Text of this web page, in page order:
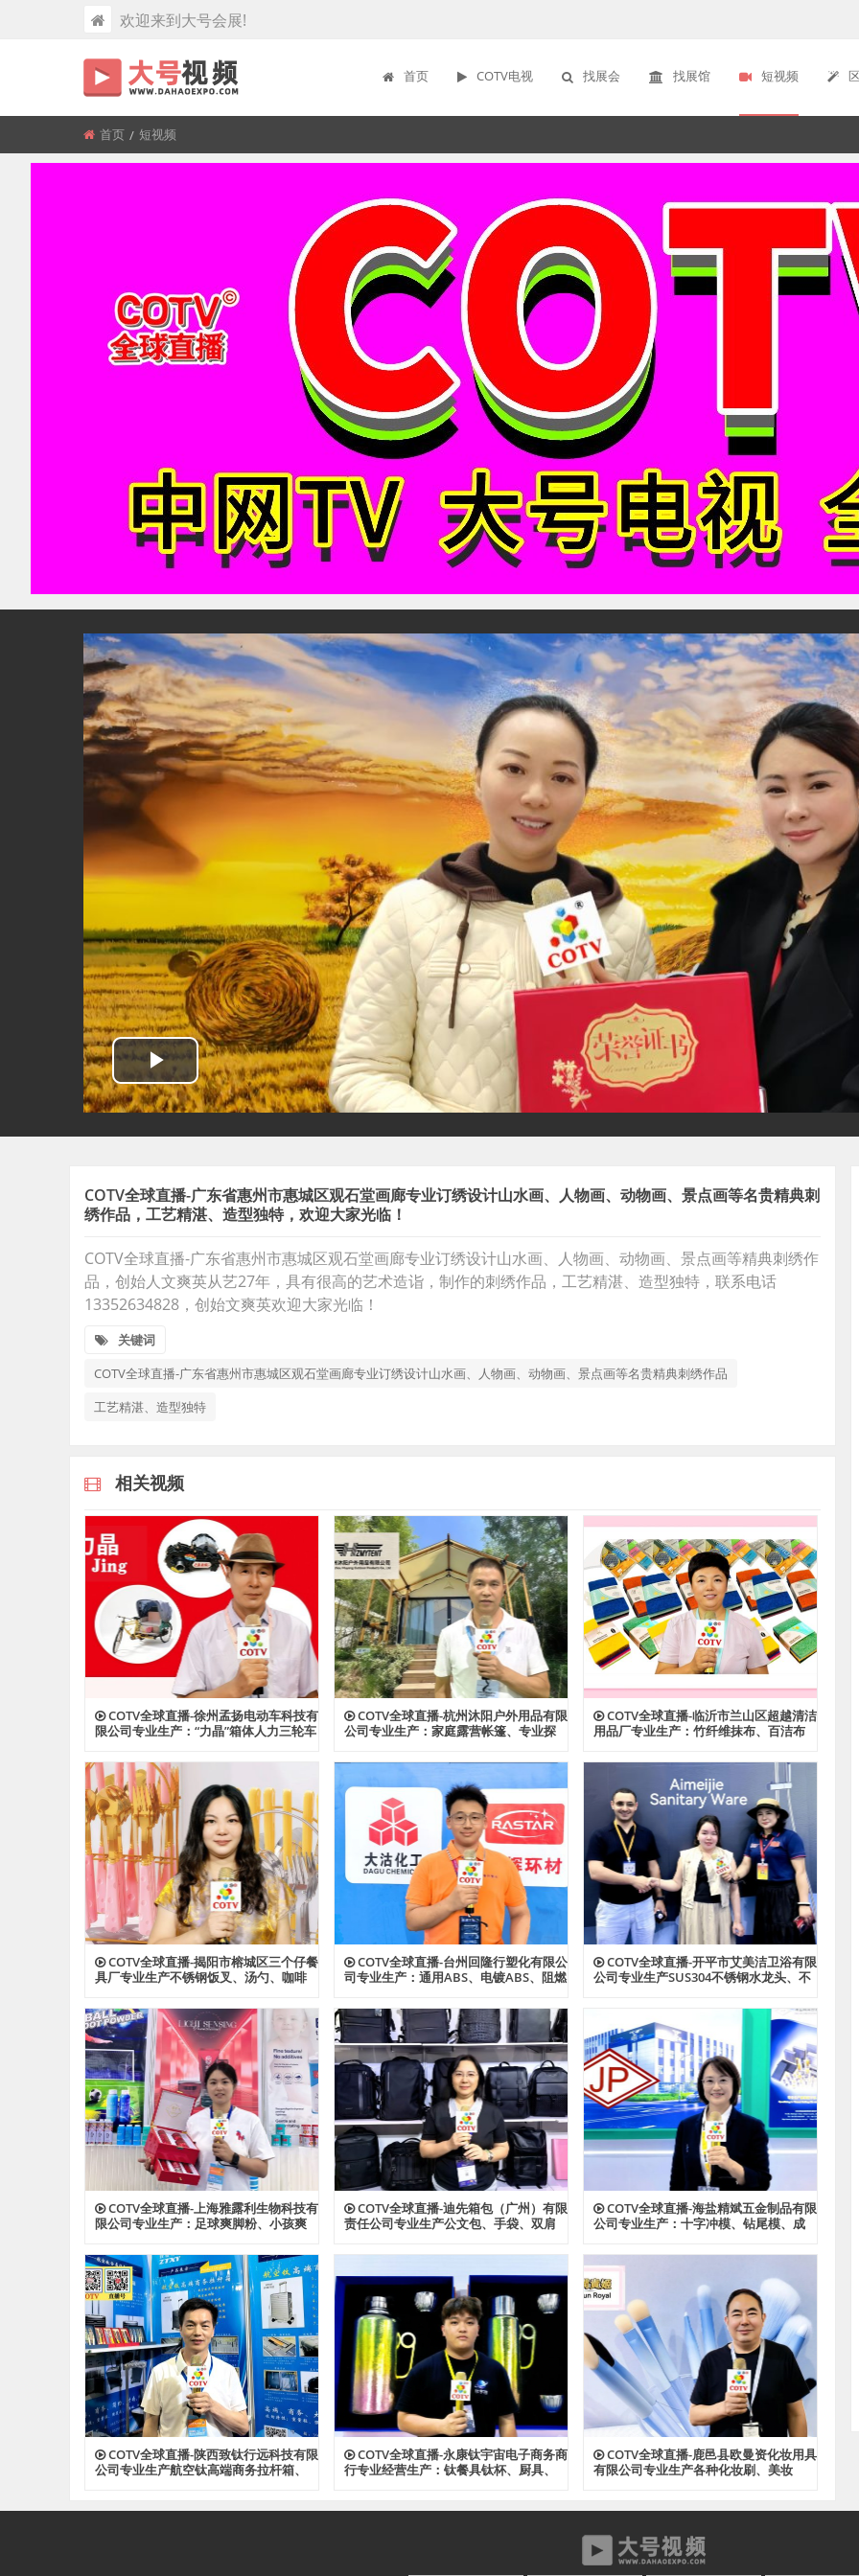
欢迎来到大号会展!
首页 COTV电视 找展会 找展馆 短视频
首页
所
在
短视频
COTV全球直播-广东省惠州市惠城区观石堂画廊专业订绣设计山水画、人物画、动物画、景点画等名贵精典刺
绣作品，工艺精湛、造型独特，欢迎大家光临！
COTV全球直播-广东省惠州市惠城区观石堂画廊专业订绣设计山水画、人物画、动物画、景点画等精典刺绣作
品，创始人文爽英从艺27年，具有很高的艺术造诣，制作的刺绣作品，工艺精湛、造型独特，联系电话
13352634828，创始文爽英欢迎大家光临！
关键词
COTV全球直播-广东省惠州市惠城区观石堂画廊专业订绣设计山水画、人物画、动物画、景点画等名贵精典刺绣作品
工艺精湛、造型独特
相关视频
COTV全球直播-徐州孟扬电动车科技有
限公司专业生产：“力晶”箱体人力三轮车
电板等产品；设计创新、款式多样，欢
迎全球新老客户前来洽谈采购！欢迎大
家光临！
COTV全球直播-杭州沐阳户外用品有限
公司专业生产：家庭露营帐篷、专业探
宠物帐篷等多功能户外帐篷系列产品；
设计创新、匠心制造、款式多样，源头
工厂，欢迎大家光临！
COTV全球直播-临沂市兰山区超越清洁
用品厂专业生产：竹纤维抹布、百洁布
+清洁球、刷洗块、清洁抺布等清洁用
品，欢迎大家光临！
COTV全球直播-揭阳市榕城区三个仔餐
具厂专业生产不锈钢饭叉、汤勺、咖啡
伴手礼等餐具用品，设计时尚、制造精
良、款式多样，现货供应并承接国内外
订单，欢迎大家光临！
COTV全球直播-台州回隆行塑化有限公
司专业生产：通用ABS、电镀ABS、阻燃
及代理透、改苯GPPS、HIPS系列等创新
型塑料颗粒产品，欢迎大家光临！
COTV全球直播-开平市艾美洁卫浴有限
公司专业生产SUS304不锈钢水龙头、不
房面盆龙头、抽拉水龙头、过滤净水龙
头以及洗脸盆等系列洁具产品、源头工
厂，欢迎大家光临！
COTV全球直播-上海雅露利生物科技有
限公司专业生产：足球爽脚粉、小孩爽
蜂蜜胶原系列眼霜等系列美容健康产
品，源头工厂，欢迎大家光临！
COTV全球直播-迪先箱包（广州）有限
责任公司专业生产公文包、手袋、双肩
资料包等各种款式箱包产品，欢迎大家
COTV全球直播-海盐精斌五金制品有限
公司专业生产：十字冲模、钻尾模、成
处理与表面氮化处理系列产品，设计创
新、匠心制造、款式多样，源头工厂，
欢迎大家光临！
COTV全球直播-陕西致钛行远科技有限
公司专业生产航空钛高端商务拉杆箱、
级高科技钛材及钛铆钉及箱饰功能，欢
COTV全球直播-永康钛宇宙电子商务商
行专业经营生产：钛餐具钛杯、厨具、
COTV全球直播-鹿邑县欧曼资化妆用具
有限公司专业生产各种化妆刷、美妆